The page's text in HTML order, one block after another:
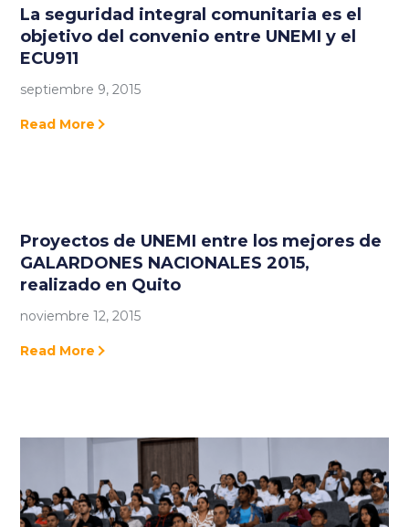
La seguridad integral comunitaria es el
objetivo del convenio entre UNEMI y el
ECU911
septiembre 9, 2015
Read More
Proyectos de UNEMI entre los mejores de
GALARDONES NACIONALES 2015,
realizado en Quito
noviembre 12, 2015
Read More